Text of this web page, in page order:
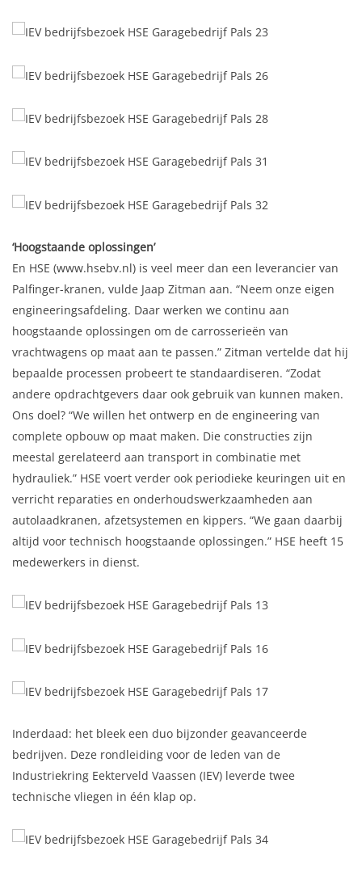
‘Hoogstaande oplossingen’
En HSE (www.hsebv.nl) is veel meer dan een leverancier van
Palfinger-kranen, vulde Jaap Zitman aan. “Neem onze eigen
engineeringsafdeling. Daar werken we continu aan
hoogstaande oplossingen om de carrosserieën van
vrachtwagens op maat aan te passen.” Zitman vertelde dat hij
bepaalde processen probeert te standaardiseren. “Zodat
andere opdrachtgevers daar ook gebruik van kunnen maken.
Ons doel? “We willen het ontwerp en de engineering van
complete opbouw op maat maken. Die constructies zijn
meestal gerelateerd aan transport in combinatie met
hydrauliek.” HSE voert verder ook periodieke keuringen uit en
verricht reparaties en onderhoudswerkzaamheden aan
autolaadkranen, afzetsystemen en kippers. “We gaan daarbij
altijd voor technisch hoogstaande oplossingen.” HSE heeft 15
medewerkers in dienst.
Inderdaad: het bleek een duo bijzonder geavanceerde
bedrijven. Deze rondleiding voor de leden van de
Industriekring Eekterveld Vaassen (IEV) leverde twee
technische vliegen in één klap op.